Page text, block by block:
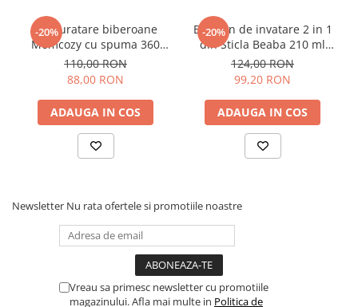
-20%
Set curatare biberoane
Momcozy cu spuma 360
Push-Press Green
110,00 RON
88,00 RON
ADAUGA IN COS
-20%
Biberon de invatare 2 in 1
din Sticla Beaba 210 ml
Sage Green
124,00 RON
99,20 RON
ADAUGA IN COS
Newsletter Nu rata ofertele si promotiile noastre
Vreau sa primesc newsletter cu promotiile
magazinului. Afla mai multe in Politica de